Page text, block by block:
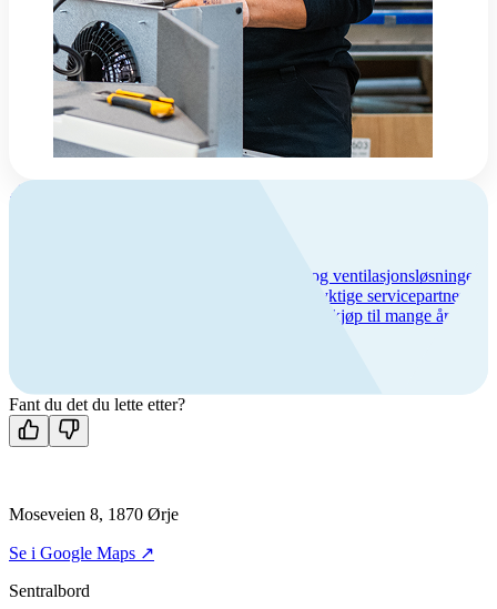
Om Flexit
Vi har over 50 års erfaring med inneklima- og ventilasjonsløsninger,
lang produktgaranti og et bredt nettverk av dyktige servicepartnere.
Hos oss får du trygghet hele veien – fra første kjøp til mange års
Fant du det du lette etter?
Moseveien 8, 1870 Ørje
Se i Google Maps ↗
Sentralbord